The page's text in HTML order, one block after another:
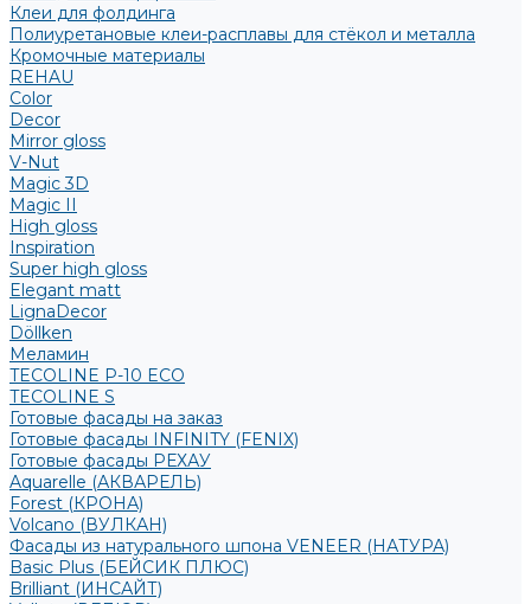
Клеи для фолдинга
Полиуретановые клеи-расплавы для стёкол и металла
Кромочные материалы
REHAU
Color
Decor
Mirror gloss
V-Nut
Magic 3D
Magic II
High gloss
Inspiration
Super high gloss
Elegant matt
LignaDecor
Döllken
Меламин
TECOLINE P-10 ECO
TECOLINE S
Готовые фасады на заказ
Готовые фасады INFINITY (FENIX)
Готовые фасады РЕХАУ
Aquarelle (АКВАРЕЛЬ)
Forest (КРОНА)
Volcano (ВУЛКАН)
Фасады из натурального шпона VENEER (НАТУРА)
Basic Plus (БЕЙСИК ПЛЮС)
Brilliant (ИНСАЙТ)